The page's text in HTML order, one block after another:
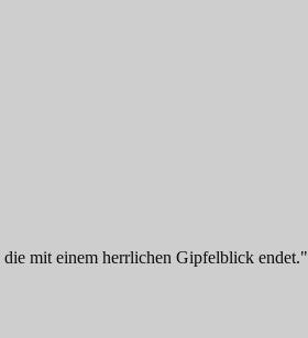
mit einem herrlichen Gipfelblick endet."